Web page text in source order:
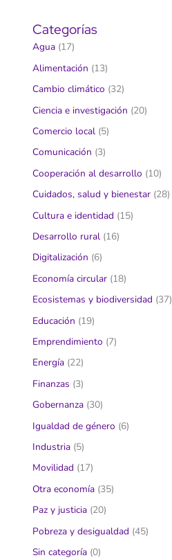
Categorías
Agua (17)
Alimentación (13)
Cambio climático (32)
Ciencia e investigación (20)
Comercio local (5)
Comunicación (3)
Cooperación al desarrollo (10)
Cuidados, salud y bienestar (28)
Cultura e identidad (15)
Desarrollo rural (16)
Digitalización (6)
Economía circular (18)
Ecosistemas y biodiversidad (37)
Educación (19)
Emprendimiento (7)
Energía (22)
Finanzas (3)
Gobernanza (30)
Igualdad de género (6)
Industria (5)
Movilidad (17)
Otra economía (35)
Paz y justicia (20)
Pobreza y desigualdad (45)
Sin categoría (0)